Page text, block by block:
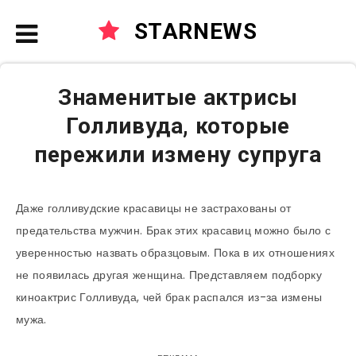
STARNEWS
Знаменитые актрисы
Голливуда, которые
пережили измену супруга
Даже голливудские красавицы не застрахованы от
предательства мужчин. Брак этих красавиц можно было с
уверенностью назвать образцовым. Пока в их отношениях
не появилась другая женщина. Представляем подборку
киноактрис Голливуда, чей брак распался из-за измены
мужа.